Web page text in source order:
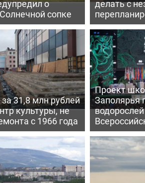
о
сопке
делать с
31,8 млн рублей
культуры, не
с 1966 года
Проект
Заполярья